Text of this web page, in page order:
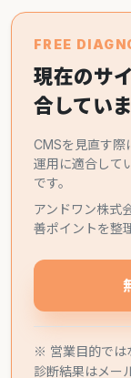
FREE
現在のサ
合してい
CMSを見直す際
運用に適合して
です。
アンドワン株式
善ポイントを整
※ 営業目的では
診断結果はメー